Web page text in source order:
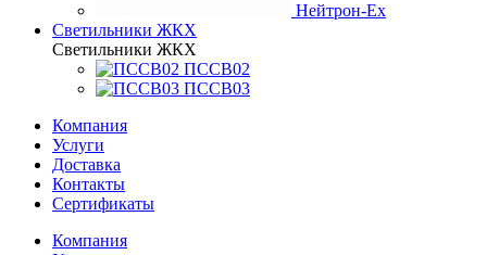
Нейтрон-Ex
Светильники ЖКХ
Светильники ЖКХ
ПССВ02
ПССВ03
Компания
Услуги
Доставка
Контакты
Сертификаты
Компания